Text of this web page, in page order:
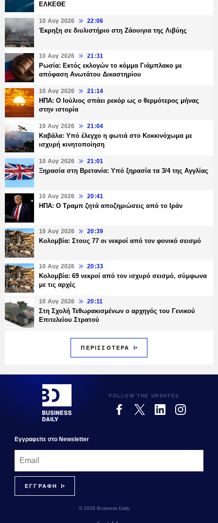
ΕΛΚΕΘΕ
10 Αυγ 2026 22:06
Έκρηξη σε διυλιστήριο στη Ζάουιγια της Λιβύης
10 Αυγ 2026 21:31
Ρωσία: Εκτός εκλογών το κόμμα Γιάμπλακο με
απόφαση Ανωτάτου Δικαστηρίου
10 Αυγ 2026 21:14
ΗΠΑ: Ο Ιούλιος σπάει ρεκόρ ως ο θερμότερος μήνας
στην ιστορία
10 Αυγ 2026 21:04
Καβάλα: Υπό έλεγχο η φωτιά στο Κοκκινόχωμα με
ισχυρή κινητοποίηση
10 Αυγ 2026 21:01
Ξηρασία στη Βρετανία: Υπό ξηρασία τα 3/4 της Αγγλίας
10 Αυγ 2026 20:41
ΗΠΑ: Ο Τραμπ ζητά αποζημιώσεις από το Ιράν
10 Αυγ 2026 20:39
Κολομβία: Στους 77 οι νεκροί από τον φονικό σεισμό
10 Αυγ 2026 20:33
Κολομβία: 69 νεκροί από τον ισχυρό σεισμό, σύμφωνα
με τις αρχές
10 Αυγ 2026 20:11
Στη Σχολή Τεθωρακισμένων ο αρχηγός του Γενικού
Επιτελείου Στρατού
ΠΕΡΙΣΣΟΤΕΡΑ
FOLLOW THE UPDATES
Εγγραφεiτε στο Newsletter
© 2026 Business Daily